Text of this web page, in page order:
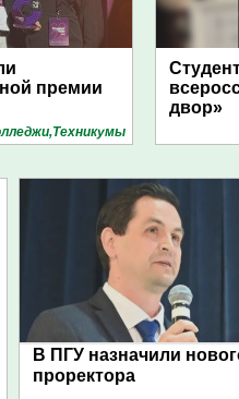
премии
двор»
В ПГУ назначили
проректора